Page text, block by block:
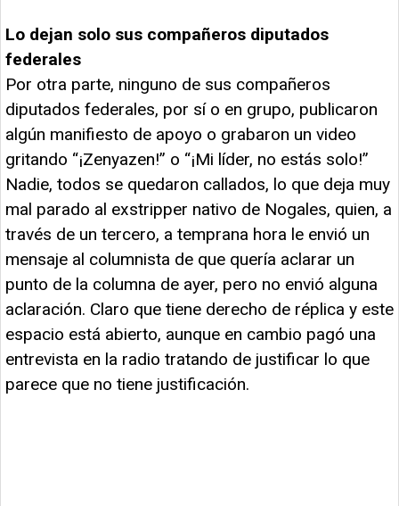
Lo dejan solo sus compañeros diputados
federales
Por otra parte, ninguno de sus compañeros
diputados federales, por sí o en grupo, publicaron
algún manifiesto de apoyo o grabaron un video
gritando “¡Zenyazen!” o “¡Mi líder, no estás solo!”
Nadie, todos se quedaron callados, lo que deja muy
mal parado al exstripper nativo de Nogales, quien, a
través de un tercero, a temprana hora le envió un
mensaje al columnista de que quería aclarar un
punto de la columna de ayer, pero no envió alguna
aclaración. Claro que tiene derecho de réplica y este
espacio está abierto, aunque en cambio pagó una
entrevista en la radio tratando de justificar lo que
parece que no tiene justificación.